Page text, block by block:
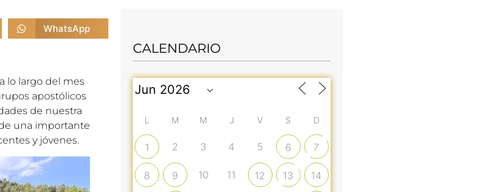
WhatsApp
lo largo del mes
apostólicos
de nuestra
una importante
y jóvenes.
CALENDARIO
L M M J V S D
1 2 3 4 5 6 7
8 9 10 11 12 13 14